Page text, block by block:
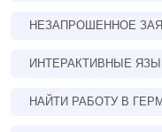
НЕЗАПРОШЕННОЕ
ИНТЕРАКТИВНЫЕ
НАЙТИ РАБОТУ В